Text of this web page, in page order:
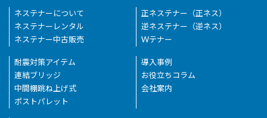
ネステナーについて
ネステナーレンタル
ネステナー中古販売
正ネステナー（正ネス）
逆ネステナー（逆ネス）
Wテナー
耐震対策アイテム
連結ブリッジ
中間棚跳ね上げ式
ポストパレット
導入事例
お役立ちコラム
会社案内